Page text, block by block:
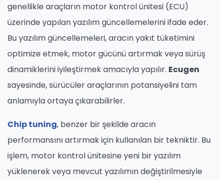
genellikle araçların motor kontrol ünitesi (ECU)
üzerinde yapılan yazılım güncellemelerini ifade eder.
Bu yazılım güncellemeleri, aracın yakıt tüketimini
optimize etmek, motor gücünü artırmak veya sürüş
dinamiklerini iyileştirmek amacıyla yapılır. Ecugen
sayesinde, sürücüler araçlarının potansiyelini tam
anlamıyla ortaya çıkarabilirler.
Chip tuning, benzer bir şekilde aracın
performansını artırmak için kullanılan bir tekniktir. Bu
işlem, motor kontrol ünitesine yeni bir yazılım
yüklenerek veya mevcut yazılımın değiştirilmesiyle